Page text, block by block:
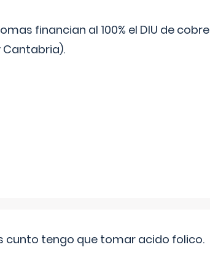
financian al 100% el DIU de cobre
Cantabria).
cunto tengo que tomar acido folico.